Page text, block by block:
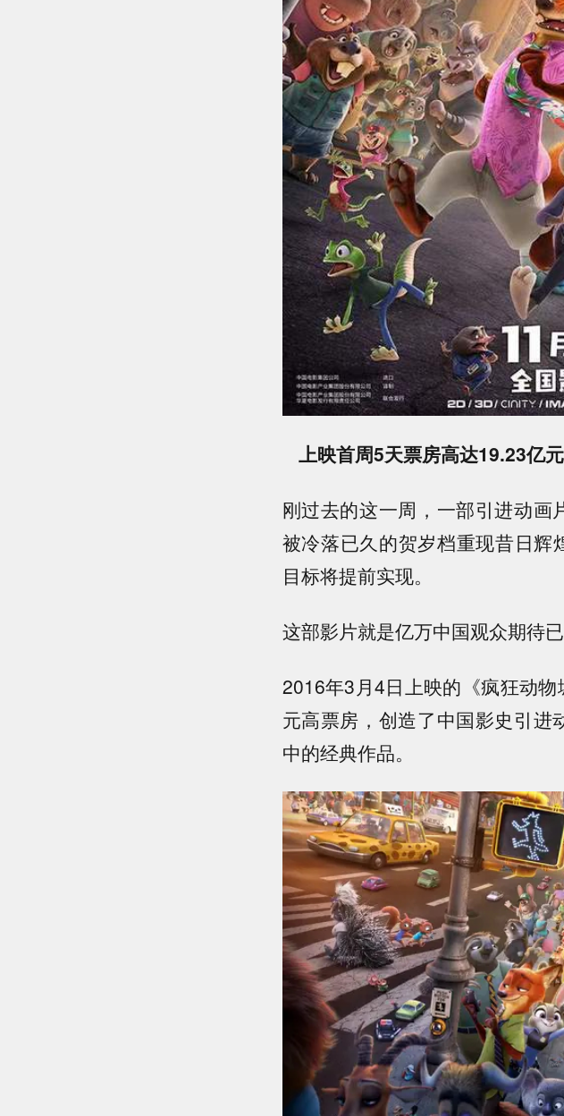
上映首周5天票房高达19.23亿元
刚过去的这一周，一部引进动画
被冷落已久的贺岁档重现昔日
目标将提前实现。
这部影片就是亿万中国观众期待
2016年3月4日上映的《疯狂动
元高票房，创造了中国影史引进
中的经典作品。